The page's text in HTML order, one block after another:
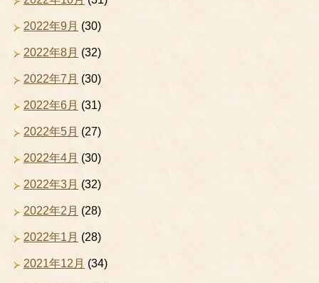
2022年9月 (30)
2022年8月 (32)
2022年7月 (30)
2022年6月 (31)
2022年5月 (27)
2022年4月 (30)
2022年3月 (32)
2022年2月 (28)
2022年1月 (28)
2021年12月 (34)